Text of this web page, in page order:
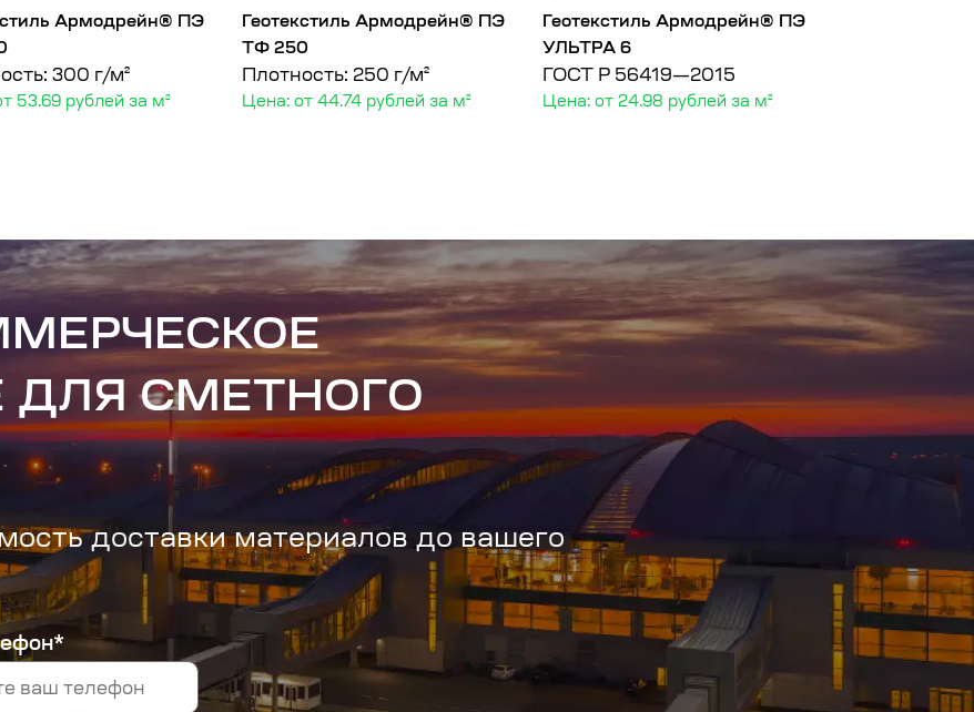
Армодрейн® ПЭ
300 г/м²
53.69 рублей за м²
Геотекстиль Армодрейн® ПЭ
ТФ 250
Плотность: 250 г/м²
Цена: от 44.74 рублей за м²
Геотекстиль Армодрейн® ПЭ
УЛЬТРА 6
ГОСТ Р 56419—2015
Цена: от 24.98 рублей за м²
СМЕТНОГО
доставки материалов до вашего